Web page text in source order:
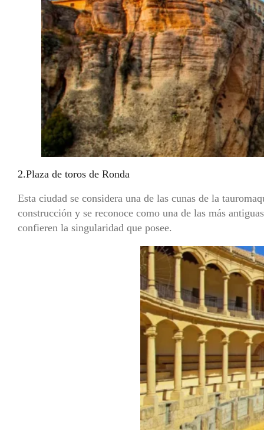
2.Plaza de toros de Ronda
Esta ciudad se considera una de las cunas de la
construcción y se reconoce como una de las más
confieren la singularidad que posee.